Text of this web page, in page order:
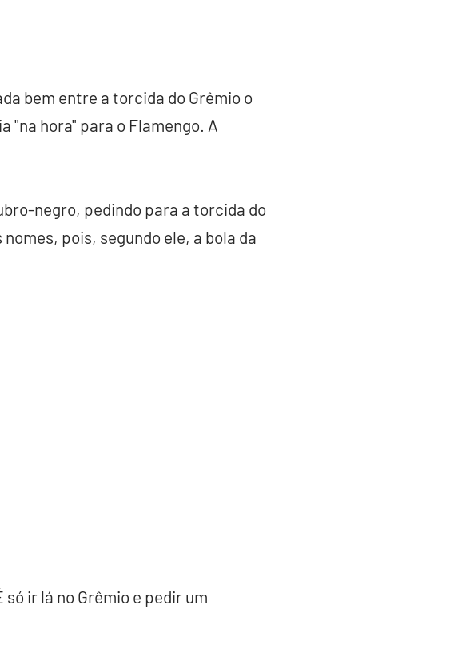
bem entre a torcida do Grêmio o
"na hora" para o Flamengo. A
negro, pedindo para a torcida do
pois, segundo ele, a bola da
ir lá no Grêmio e pedir um